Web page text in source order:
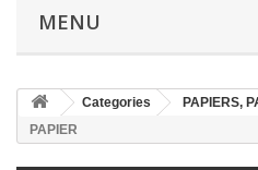
MENU
Categories PAPIERS,
PAPIER